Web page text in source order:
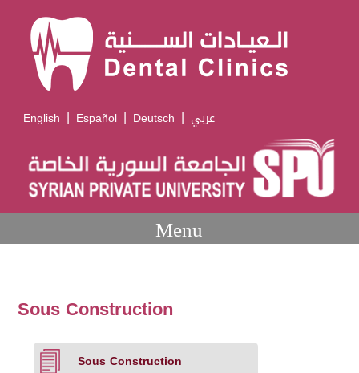
English | Español | Deutsch | عربي
Menu
Sous Construction
Sous Construction